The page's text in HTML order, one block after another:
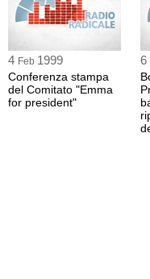
4 Feb 1999
Conferenza stampa
del Comitato "Emma
for president"
6